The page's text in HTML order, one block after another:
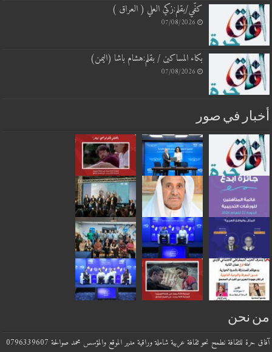
كفّي/بقلم:زكي العلي ( العراق )
07/08/2026
بكاء المساكين / بقلم:هشام باشا (اليمن)
07/08/2026
أخبار في صور
من نحن
آفاق حرة للثقافة نطمح نحو ثقافة عربية شاملة وراقية مدير الموقع والمؤسس محمد صوالحة 0796339607